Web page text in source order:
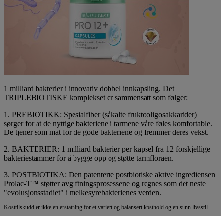
1 milliard bakterier i innovativ dobbel innkapsling. Det
TRIPLEBIOTISKE komplekset er sammensatt som følger:
1. PREBIOTIKK: Spesialfiber (såkalte fruktooligosakkarider)
sørger for at de nyttige bakteriene i tarmene våre føles komfortable.
De tjener som mat for de gode bakteriene og fremmer deres vekst.
2. BAKTERIER: 1 milliard bakterier per kapsel fra 12 forskjellige
bakteriestammer for å bygge opp og støtte tarmfloraen.
3. POSTBIOTIKA: Den patenterte postbiotiske aktive ingrediensen
Prolac-T™ støtter avgiftningsprosessene og regnes som det neste
"evolusjonsstadiet" i melkesyrebakterienes verden.
Kosttilskudd er ikke en erstatning for et variert og balansert kosthold og en sunn livsstil.